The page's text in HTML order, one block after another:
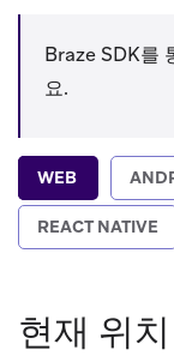
Braze SDK를
요.
WEB
REACT NATIVE
현재 위